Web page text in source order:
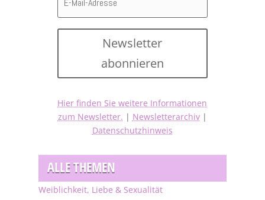
Newsletter
abonnieren
Hier finden Sie weitere Informationen
zum Newsletter. | Newsletterarchiv|
Datenschutzhinweis
ALLE THEMEN
Weiblichkeit, Liebe & Sexualität